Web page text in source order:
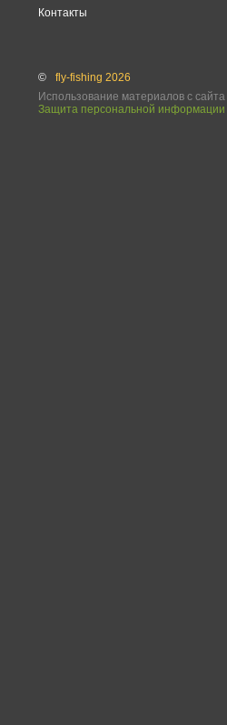
Контакты
©
fly-fishing 2026
Использование материалов с
Защита персональной информации